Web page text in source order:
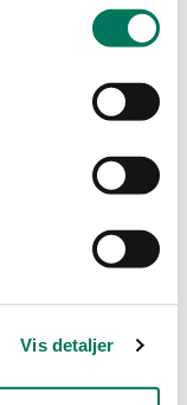
Vis detaljer